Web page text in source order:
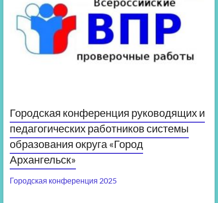
Городская конференция руководящих и
педагогических работников системы
образования округа «Город
Архангельск»
Городская конференция 2025